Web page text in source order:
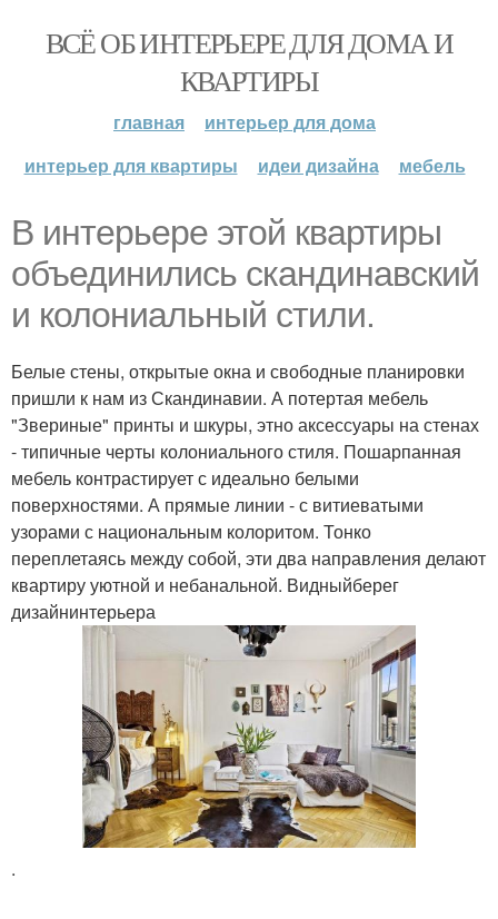
ВСЁ ОБ ИНТЕРЬЕРЕ ДЛЯ ДОМА И
КВАРТИРЫ
главная
интерьер для дома
интерьер для квартиры
идеи дизайна мебель
В интерьере этой квартиры
объединились скандинавский
и колониальный стили.
Белые стены, открытые окна и свободные планировки
пришли к нам из Скандинавии. А потертая мебель
"Звериные" принты и шкуры, этно аксессуары на стенах
- типичные черты колониального стиля. Пошарпанная
мебель контрастирует с идеально белыми
поверхностями. А прямые линии - с витиеватыми
узорами с национальным колоритом. Тонко
переплетаясь между собой, эти два направления делают
квартиру уютной и небанальной. Видныйберег
дизайнинтерьера
.